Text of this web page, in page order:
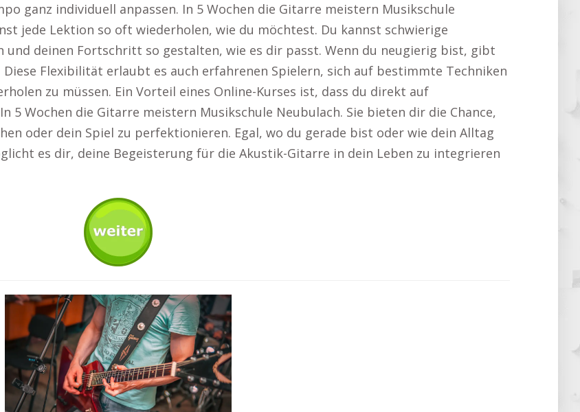
ganz individuell anpassen. In 5 Wochen die Gitarre meistern Musikschule
jede Lektion so oft wiederholen, wie du möchtest. Du kannst schwierige
und deinen Fortschritt so gestalten, wie es dir passt. Wenn du neugierig bist, gibt
Diese Flexibilität erlaubt es auch erfahrenen Spielern, sich auf bestimmte Techniken
zu müssen. Ein Vorteil eines Online-Kurses ist, dass du direkt auf
5 Wochen die Gitarre meistern Musikschule Neubulach. Sie bieten dir die Chance,
oder dein Spiel zu perfektionieren. Egal, wo du gerade bist oder wie dein Alltag
es dir, deine Begeisterung für die Akustik-Gitarre in dein Leben zu integrieren